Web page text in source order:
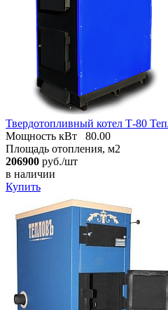
Твердотопливный котел Т-80
Мощность кВт
80.00
Площадь отопления, м2
206900 руб./шт
в наличии
Купить